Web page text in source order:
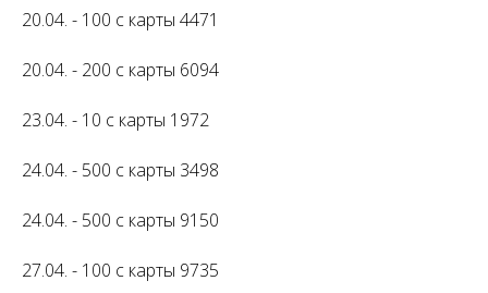
20.04. - 100 с карты 4471
20.04. - 200 с карты 6094
23.04. - 10 с карты 1972
24.04. - 500 с карты 3498
24.04. - 500 с карты 9150
27.04. - 100 с карты 9735